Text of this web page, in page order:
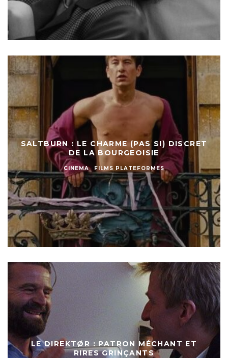
SALTBURN : LE CHARME (PAS SI) DISCRET
DE LA BOURGEOISIE
CINEMA FILMS PLATEFORMES
LE DIREKTØR : PATRON MÉCHANT ET
RIRES GRINÇANTS